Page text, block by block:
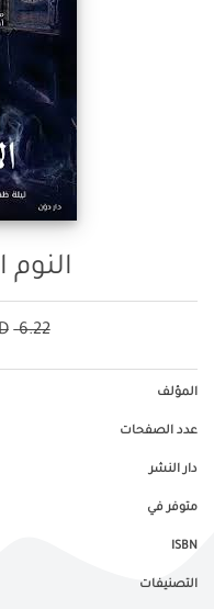
النوم
6.22
المؤلف
عدد الصفحات
دار النشر
متوفر في
ISBN
التصنيفات